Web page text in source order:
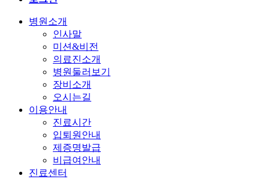
병원소개
인사말
미션&비전
의료진소개
병원둘러보기
장비소개
오시는길
이용안내
진료시간
입퇴원안내
제증명발급
비급여안내
진료센터